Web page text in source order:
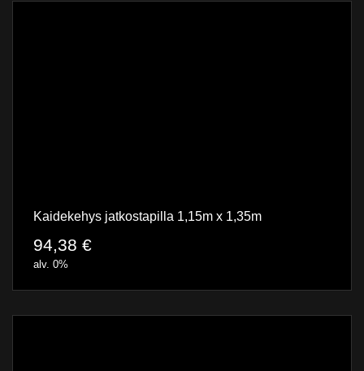
Kaidekehys jatkostapilla 1,15m x 1,35m
94,38 €
alv. 0%